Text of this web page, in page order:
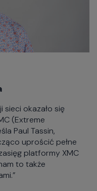
okazało się
(Extreme
Paul Tassin,
uprościć pełne
platformy XMC
to także